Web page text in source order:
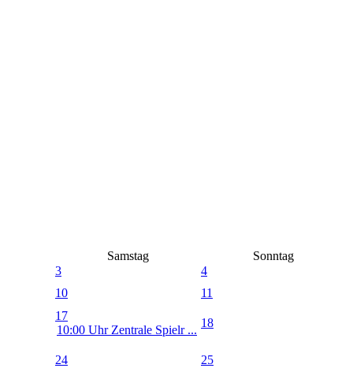
Samstag
Sonntag
3
4
10
11
17
10:00 Uhr Zentrale Spielr ...
18
24 25